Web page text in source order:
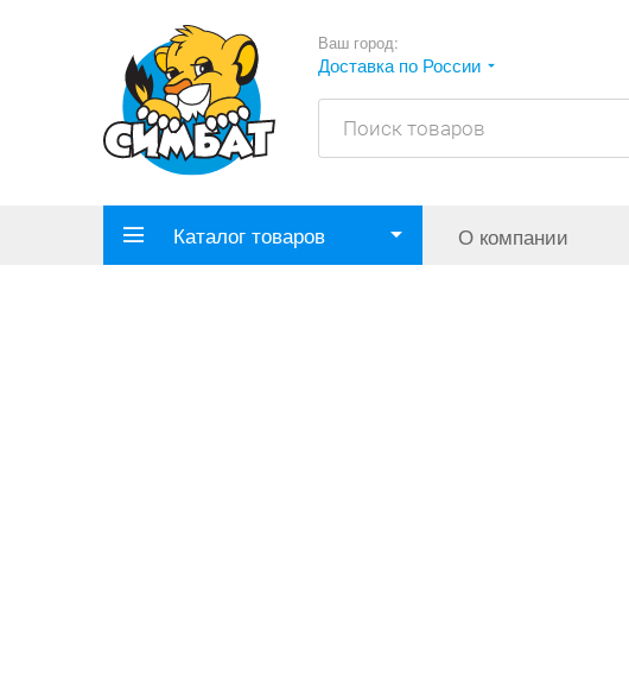
Ваш город:
Доставка по России
Каталог товаров О компании